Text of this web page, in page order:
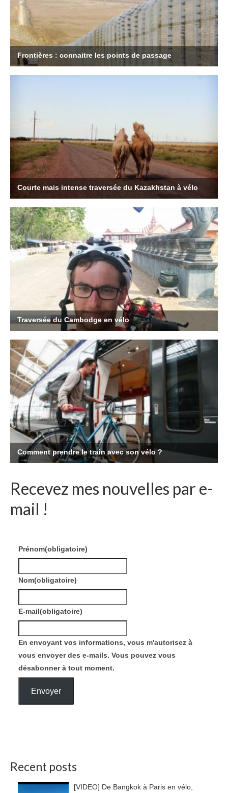
Recevez mes nouvelles par e-
mail !
Prénom(obligatoire)
Nom(obligatoire)
E-mail(obligatoire)
En envoyant vos informations, vous m'autorisez à
vous envoyer des e-mails. Vous pouvez vous
désabonner à tout moment.
Envoyer
Recent posts
[VIDEO] De Bangkok à Paris en vélo,